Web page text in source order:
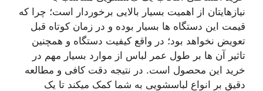
نیازهایتان از اهمیت بسیار بالایی برخوردار است؛ چرا که
قیمت این دستگاه ها بسیار بوده و در زمان کوتاه قبل
تعویض نخواهد بود؛ در واقع کیفیت دستگاه و همچنین
تاثیر آن ها بر طول عمر لباس از موارد بسیار مهم در
خرید این محصول است. در نتیجه دقت کافی و مطالعه
دقیق بر انواع لباسشویی به شما کمک میکند تا یک